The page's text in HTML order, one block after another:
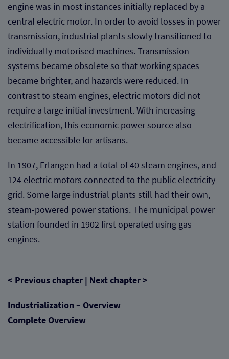
engine was in most instances initially replaced by a
central electric motor. In order to avoid losses in power
transmission, industrial plants slowly transitioned to
individually motorised machines. Transmission
systems became obsolete so that working spaces
became brighter, and hazards were reduced. In
contrast to steam engines, electric motors did not
require a large initial investment. With increasing
electrification, this economic power source also
became accessible for artisans.
In 1907, Erlangen had a total of 40 steam engines, and
124 electric motors connected to the public electricity
grid. Some large industrial plants still had their own,
steam-powered power stations. The municipal power
station founded in 1902 first operated using gas
engines.
< Previous chapter | Next chapter>
Industrialization – Overview
Complete Overview